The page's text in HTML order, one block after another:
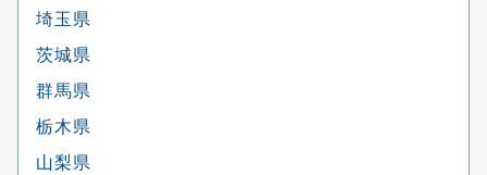
埼玉県
茨城県
群馬県
栃木県
山梨県